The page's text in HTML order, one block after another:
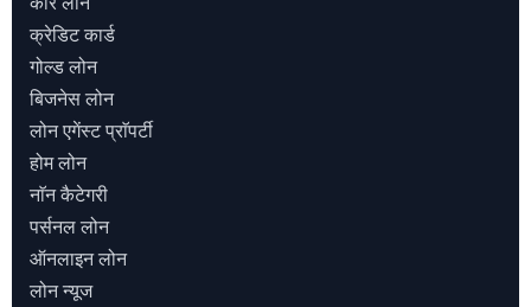
क्रेडिट कार्ड
गोल्ड लोन
बिजनेस लोन
लोन एगेंस्ट प्राॅपर्टी
होम लोन
नाॅन कैटेगरी
पर्सनल लोन
ऑनलाइन लोन
लोन न्यूज